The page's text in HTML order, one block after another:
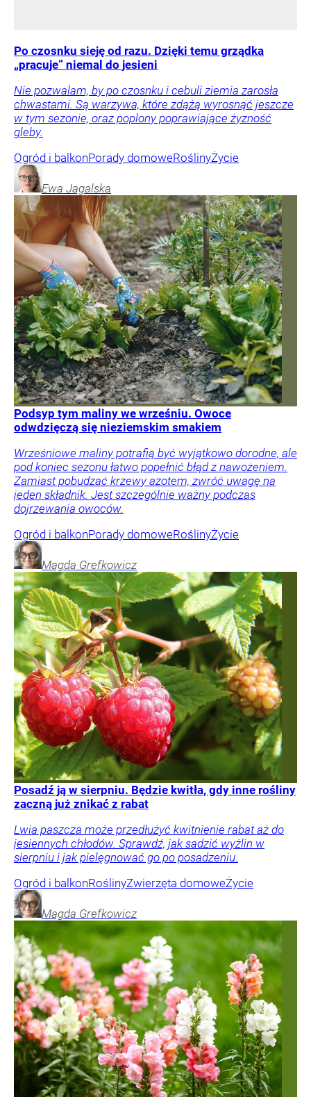
Po czosnku sieję od razu. Dzięki temu grządka
„pracuje” niemal do jesieni
Nie pozwalam, by po czosnku i cebuli ziemia zarosła
chwastami. Są warzywa, które zdążą wyrosnąć jeszcze
w tym sezonie, oraz poplony poprawiające żyzność
gleby.
Ogród i balkonPorady domoweRoślinyŻycie
Ewa Jagalska
Podsyp tym maliny we wrześniu. Owoce
odwdzięczą się nieziemskim smakiem
Wrześniowe maliny potrafią być wyjątkowo dorodne, ale
pod koniec sezonu łatwo popełnić błąd z nawożeniem.
Zamiast pobudzać krzewy azotem, zwróć uwagę na
jeden składnik. Jest szczególnie ważny podczas
dojrzewania owoców.
Ogród i balkonPorady domoweRoślinyŻycie
Magda Grefkowicz
Posadź ją w sierpniu. Będzie kwitła, gdy inne rośliny
zaczną już znikać z rabat
Lwia paszcza może przedłużyć kwitnienie rabat aż do
jesiennych chłodów. Sprawdź, jak sadzić wyżlin w
sierpniu i jak pielęgnować go po posadzeniu.
Ogród i balkonRoślinyZwierzęta domoweŻycie
Magda Grefkowicz